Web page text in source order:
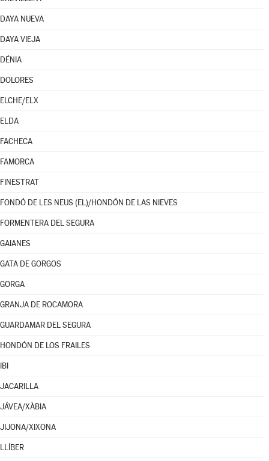
DAYA NUEVA
DAYA VIEJA
DÉNIA
DOLORES
ELCHE/ELX
ELDA
FACHECA
FAMORCA
FINESTRAT
FONDÓ DE LES NEUS (EL)/HONDÓN DE LAS NIEVES
FORMENTERA DEL SEGURA
GAIANES
GATA DE GORGOS
GORGA
GRANJA DE ROCAMORA
GUARDAMAR DEL SEGURA
HONDÓN DE LOS FRAILES
IBI
JACARILLA
JÁVEA/XÀBIA
JIJONA/XIXONA
LLÍBER